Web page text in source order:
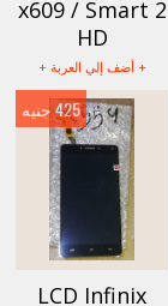
x609 / Smart 2
HD
+ أضف إلي العربة +
LCD Infinix
425 جنيه